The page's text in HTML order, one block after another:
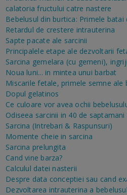
calatoria fructului catre nastere
Bebelusul din burtica: Primele batai
Retardul de crestere intrauterina
Sapte pacate ale sarcinii
Principalele etape ale dezvoltarii
Sarcina gemelara (cu gemeni),
Noua luni... in mintea unui barbat
Miscarile fetale, primele semne ale
Dopul gelatinos
Ce culoare vor avea ochii
Odiseea sarcinii in 40 de
Sarcina (Intrebari & Raspunsuri)
Momente cheie in sarcina
Sarcina prelungita
Cand vine barza?
Calculul datei nasterii
Despre data conceptiei sau cand
Dezvoltarea intrauterina a